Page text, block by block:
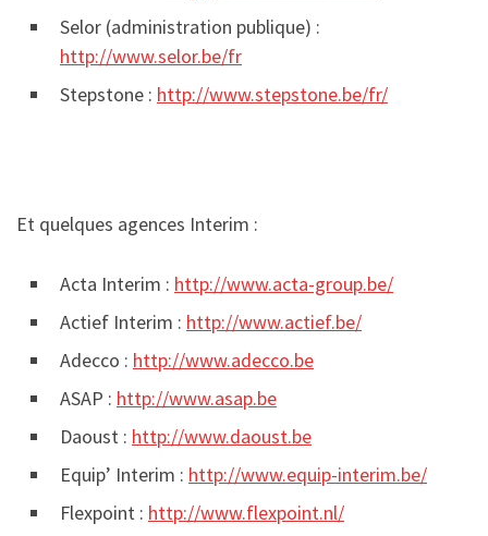
Selor (administration publique) :
http://www.selor.be/fr
Stepstone : http://www.stepstone.be/fr/
Et quelques agences Interim :
Acta Interim : http://www.acta-group.be/
Actief Interim : http://www.actief.be/
Adecco : http://www.adecco.be
ASAP : http://www.asap.be
Daoust : http://www.daoust.be
Equip’ Interim : http://www.equip-interim.be/
Flexpoint : http://www.flexpoint.nl/